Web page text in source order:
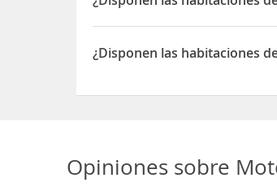
Sí, las habitaciones del Motel
¿Disponen las habitaciones
Opiniones sobre